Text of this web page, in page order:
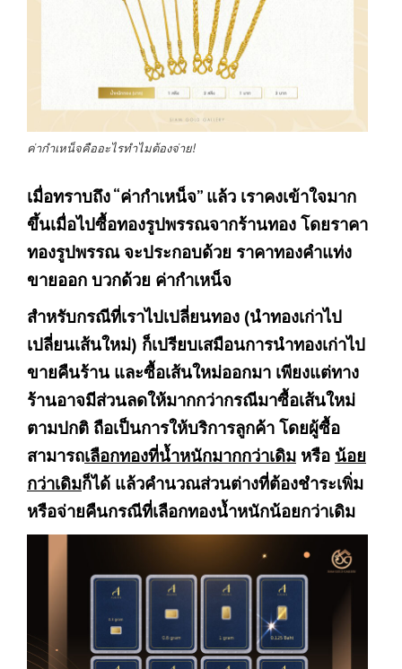
ค่ากำเหน็จคืออะไรทำไมต้องจ่าย!
เมื่อทราบถึง “ค่ากำเหน็จ” แล้ว เราคงเข้าใจมาก
ขึ้นเมื่อไปซื้อทองรูปพรรณจากร้านทอง โดยราคา
ทองรูปพรรณ จะประกอบด้วย ราคาทองคำแท่ง
ขายออก บวกด้วย ค่ากำเหน็จ
สำหรับกรณีที่เราไปเปลี่ยนทอง (นำทองเก่าไป
เปลี่ยนเส้นใหม่) ก็เปรียบเสมือนการนำทองเก่าไป
ขายคืนร้าน และซื้อเส้นใหม่ออกมา เพียงแต่ทาง
ร้านอาจมีส่วนลดให้มากกว่ากรณีมาซื้อเส้นใหม่
ตามปกติ ถือเป็นการให้บริการลูกค้า โดยผู้ซื้อ
สามารถเลือกทองที่น้ำหนักมากกว่าเดิม หรือ น้อย
กว่าเดิมก็ได้ แล้วคำนวณส่วนต่างที่ต้องชำระเพิ่ม
หรือจ่ายคืนกรณีที่เลือกทองน้ำหนักน้อยกว่าเดิม